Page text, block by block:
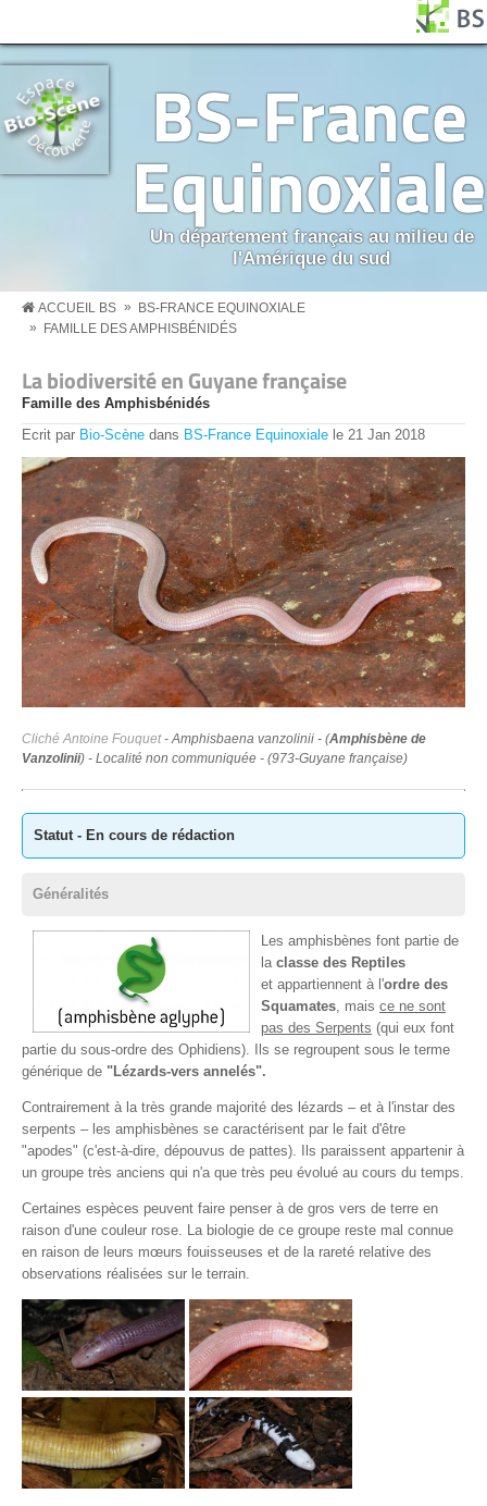
BS-France
Equinoxiale
Un département français au milieu de
l'Amérique du sud
BS MENU
ACCUEIL BS »
BS-FRANCE EQUINOXIALE
»
FAMILLE DES AMPHISBÉNIDÉS
La biodiversité en Guyane française
Famille des Amphisbénidés
Ecrit par Bio-Scène dans BS-France Equinoxiale le 21 Jan 2018
Cliché Antoine Fouquet- Amphisbaena vanzolinii - (Amphisbène de
Vanzolinii) - Localité non communiquée - (973-Guyane française)
Statut - En cours de rédaction
Généralités
Les amphisbènes font partie de
la classe des Reptiles
et appartiennent à l'ordre des
Squamates , mais ce ne sont
pas des Serpents (qui eux font
partie du sous-ordre des Ophidiens). Ils se regroupent sous le terme
générique de "Lézards-vers annelés".
Contrairement à la très grande majorité des lézards – et à l'instar des
serpents – les amphisbènes se caractérisent par le fait d'être
"apodes" (c'est-à-dire, dépouvus de pattes). Ils paraissent appartenir à
un groupe très anciens qui n'a que très peu évolué au cours du temps.
Certaines espèces peuvent faire penser à de gros vers de terre en
raison d'une couleur rose. La biologie de ce groupe reste mal connue
en raison de leurs mœurs fouisseuses et de la rareté relative des
observations réalisées sur le terrain.